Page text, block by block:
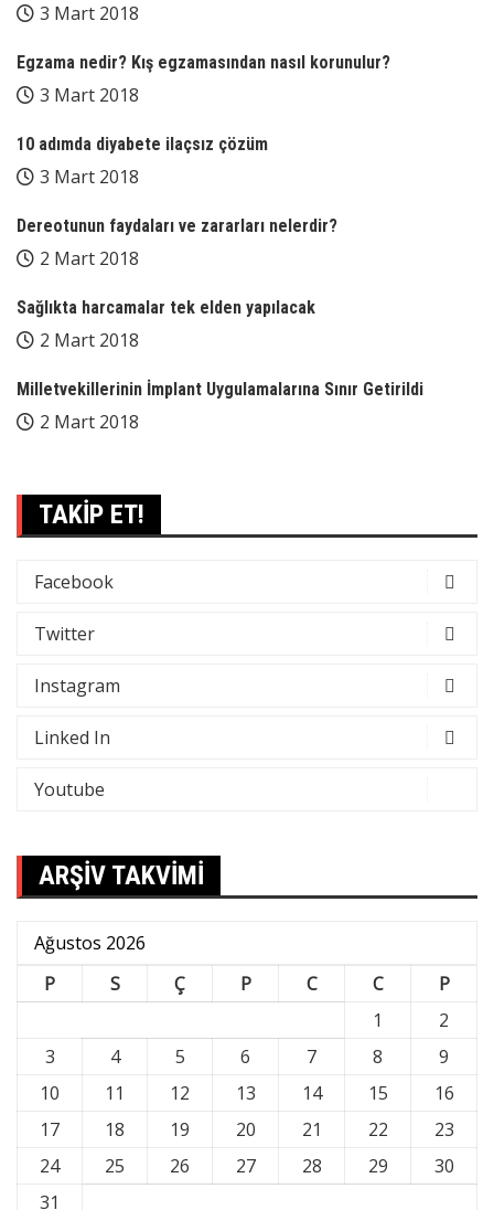
3 Mart 2018
Egzama nedir? Kış egzamasından nasıl korunulur?
3 Mart 2018
10 adımda diyabete ilaçsız çözüm
3 Mart 2018
Dereotunun faydaları ve zararları nelerdir?
2 Mart 2018
Sağlıkta harcamalar tek elden yapılacak
2 Mart 2018
Milletvekillerinin İmplant Uygulamalarına Sınır Getirildi
2 Mart 2018
TAKİP ET!
Facebook
Twitter
Instagram
Linked In
Youtube
ARŞİV TAKVİMİ
Ağustos 2026
P
S Ç P C C
P
1
2
3
4 5 6 7 8
9
10
11 12 13 14 15
16
17
18 19 20 21 22
23
24
25 26 27 28 29
30
31